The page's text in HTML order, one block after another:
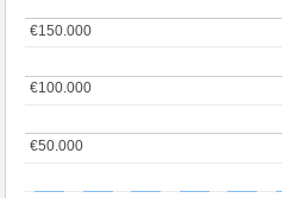
€50.000
€50.000
€100.000
€100.000
€150.000
€150.000